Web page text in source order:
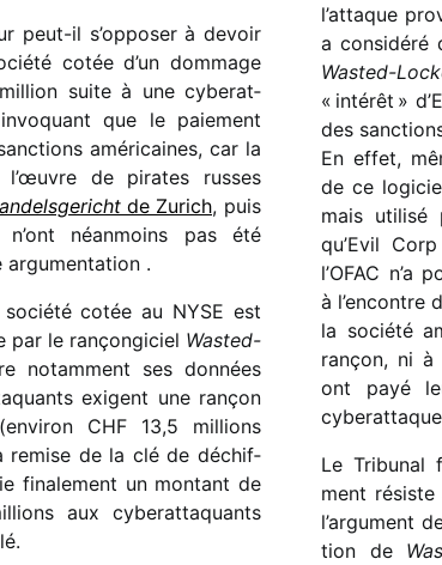
peut-il s’opposer à devoir
cotée d’un dommage
suite à une cybe­rat­
que le paie­ment
améri­caines, car la
l’œuvre de pirates russes
de Zurich, puis
néan­moins pas été
.
cotée au NYSE est
par le rançon­gi­ciel Wasted-
notam­ment ses données
exigent une rançon
CHF 13,5 millions
remise de la clé de déchif­
fina­le­ment un montant de
aux cybe­rat­ta­quants
l’attaque
a consi­déré
Wasted-
« inté­rêt »
des
En effet,
de ce
mais utilisé
qu’Evil
l’OFAC n’a
à l’encontre
la société
rançon, ni à
ont payé
Le Tribunal
ment
l’argument
tion de